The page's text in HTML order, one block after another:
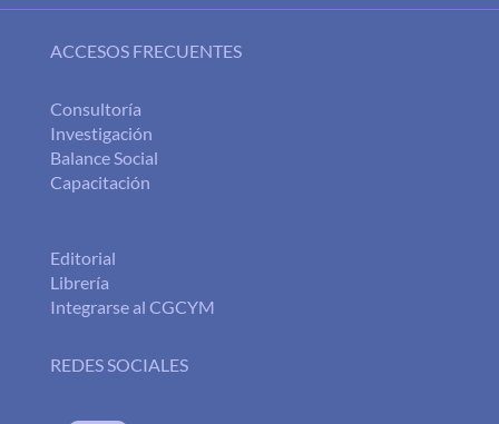
ACCESOS FRECUENTES
Consultoría
Investigación
Balance Social
Capacitación
Editorial
Librería
Integrarse al CGCYM
REDES SOCIALES